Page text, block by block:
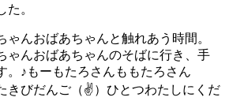
。
ゃんおばあちゃんと触れあう時間。
ゃんおばあちゃんのそばに行き、手
。♪もーもたろさんももたろさん
きびだんご（✌️）ひとつわたしにくだ